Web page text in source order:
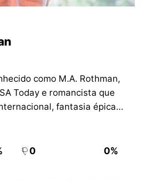
como M.A. Rothman,
Today e romancista que
fantasia épica e
0 0%